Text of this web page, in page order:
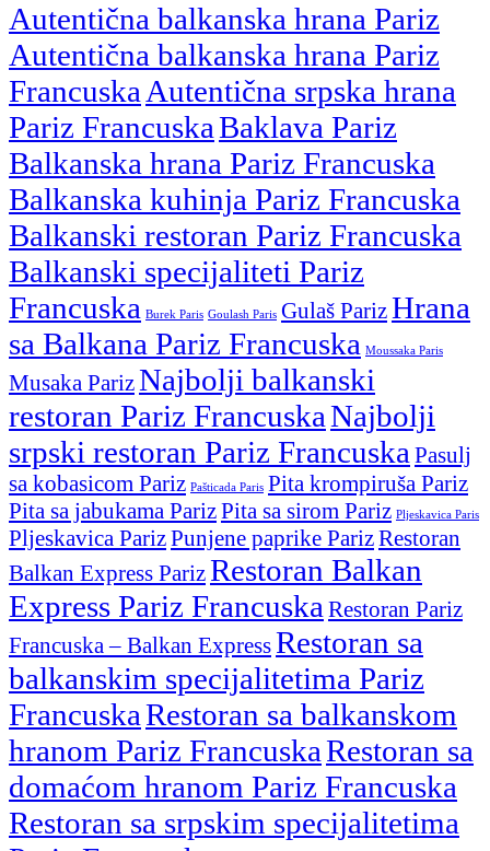
Autentična balkanska hrana Pariz
Autentična balkanska hrana Pariz
Francuska Autentična srpska hrana
Pariz FrancuskaBaklava Pariz
Balkanska hrana Pariz Francuska
Balkanska kuhinja Pariz Francuska
Balkanski restoran Pariz Francuska
Balkanski specijaliteti Pariz
Francuska Burek Paris Goulash Paris Gulaš ParizHrana
sa Balkana Pariz Francuska Moussaka Paris
Musaka ParizNajbolji balkanski
restoran Pariz FrancuskaNajbolji
srpski restoran Pariz Francuska Pasulj
sa kobasicom Pariz Pašticada Paris Pita krompiruša Pariz
Pita sa jabukama ParizPita sa sirom Pariz Pljeskavica Paris
Pljeskavica ParizPunjene paprike ParizRestoran
Balkan Express ParizRestoran Balkan
Express Pariz Francuska Restoran Pariz
Francuska – Balkan ExpressRestoran sa
balkanskim specijalitetima Pariz
FrancuskaRestoran sa balkanskom
hranom Pariz FrancuskaRestoran sa
domaćom hranom Pariz Francuska
Restoran sa srpskim specijalitetima